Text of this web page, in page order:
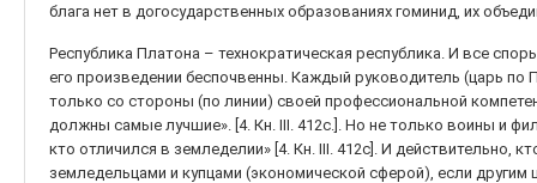
блага нет в догосударственных образованиях гоминид, их
Республика Платона – технократическая республика. И все
его произведении беспочвенны. Каждый руководитель (царь по
только со стороны (по линии) своей профессиональной
должны самые лучшие». [4. Кн. III. 412с.]. Но не только воины и
кто отличился в земледелии» [4. Кн. III. 412с]. И действительно,
земледельцами и купцами (экономической сферой), если